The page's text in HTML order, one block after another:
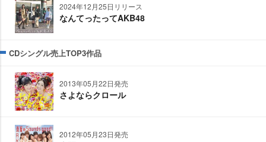
2024年12月25日リリース
なんてったってAKB48
CDシングル売上TOP3作品
2013年05月22日発売
さよならクロール
2012年05月23日発売